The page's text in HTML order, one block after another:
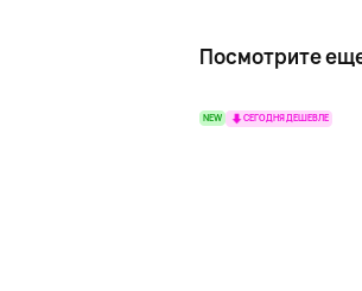
Посмотрите
NEW СЕГОДНЯ ДЕШЕВЛЕ